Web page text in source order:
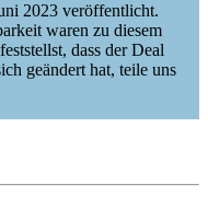
2023 veröffentlicht.
waren zu diesem
dass der Deal
geändert hat, teile uns